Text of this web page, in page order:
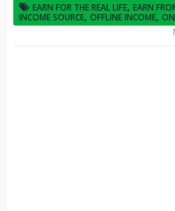
EARN FOR THE REAL LIFE, EARN
INCOME SOURCE, OFFLINE INCOME,